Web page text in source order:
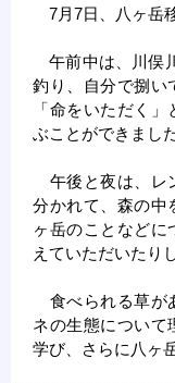
7月7日、八ヶ岳
午前中は、川俣
釣り、自分で捌い
「命をいただく
ぶことができました
午後と夜は、レ
分かれて、森の中
ヶ岳のことなどに
えていただいたり
食べられる草が
ネの生態について
学び、さらに八ヶ